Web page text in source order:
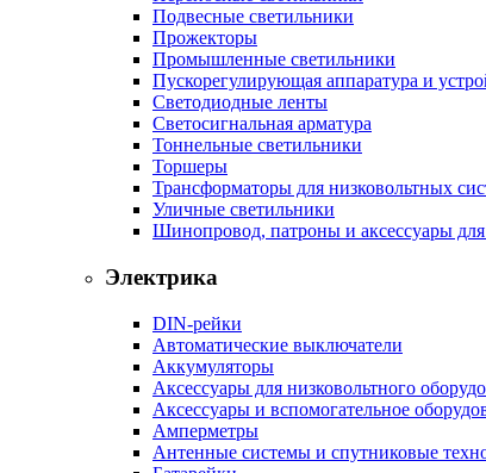
Подвесные светильники
Прожекторы
Промышленные светильники
Пускорегулирующая аппаратура и
Светодиодные ленты
Светосигнальная арматура
Тоннельные светильники
Торшеры
Трансформаторы для низковольтных
Уличные светильники
Шинопровод, патроны и аксессуары
Электрика
DIN-рейки
Автоматические выключатели
Аккумуляторы
Аксессуары для низковольтного
Аксессуары и вспомогательное
Амперметры
Антенные системы и спутниковые